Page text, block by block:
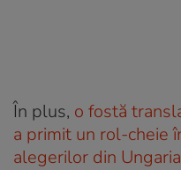
În plus, o fostă
a primit un rol-cheie
alegerilor din Ungaria